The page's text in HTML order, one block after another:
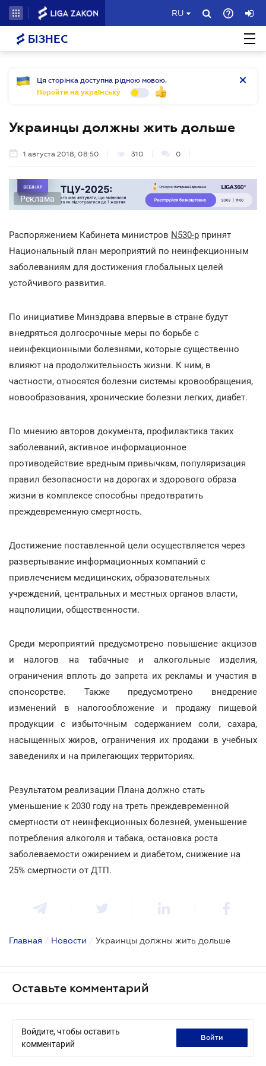
RU
БІЗНЕС
Ця сторінка доступна рідною мовою.
Перейти на українську
Украинцы должны жить дольше
1 августа 2018, 08:50 310 0
Реклама
Распоряжением Кабинета министров N530-р принят
Национальный план мероприятий по неинфекционным
заболеваниям для достижения глобальных целей
устойчивого развития.
По инициативе Минздрава впервые в стране будут
внедряться долгосрочные меры по борьбе с
неинфекционными болезнями, которые существенно
влияют на продолжительность жизни. К ним, в
частности, относятся болезни системы кровообращения,
новообразования, хронические болезни легких, диабет.
По мнению авторов документа, профилактика таких
заболеваний, активное информационное
противодействие вредным привычкам, популяризация
правил безопасности на дорогах и здорового образа
жизни в комплексе способны предотвратить
преждевременную смертность.
Достижение поставленной цели осуществляется через
развертывание информационных компаний с
привлечением медицинских, образовательных
учреждений, центральных и местных органов власти,
нацполиции, общественности.
Среди мероприятий предусмотрено повышение акцизов
и налогов на табачные и алкогольные изделия,
ограничения вплоть до запрета их рекламы и участия в
спонсорстве. Также предусмотрено внедрение
изменений в налогообложение и продажу пищевой
продукции с избыточным содержанием соли, сахара,
насыщенных жиров, ограничения их продажи в учебных
заведениях и на прилегающих территориях.
Результатом реализации Плана должно стать
уменьшение к 2030 году на треть преждевременной
смертности от неинфекционных болезней, уменьшение
потребления алкоголя и табака, остановка роста
заболеваемости ожирением и диабетом, снижение на
25% смертности от ДТП.
Главная / Новости / Украинцы должны жить дольше
Оставьте комментарий
Войдите, чтобы оставить
комментарий
войти